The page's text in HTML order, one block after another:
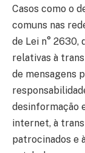
Casos como o
comuns nas
de Lei n° 2630,
relativas à
de mensagens
desinformação
internet, à
patrocinados e